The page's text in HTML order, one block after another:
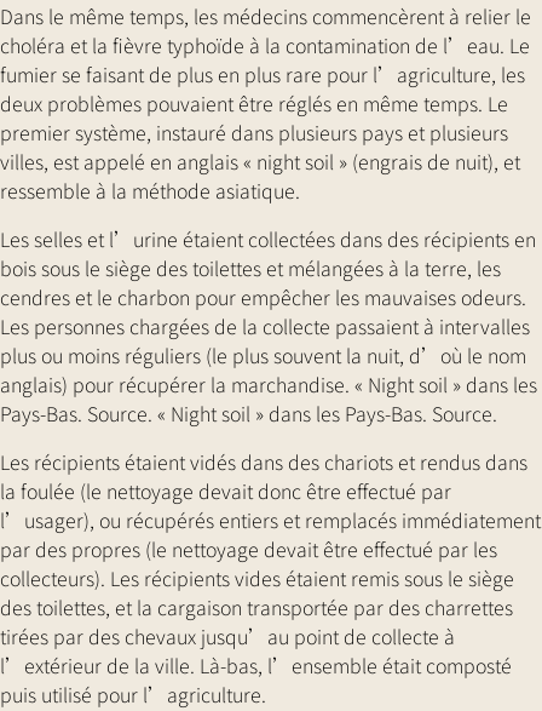
Dans le même temps, les médecins commencèrent à relier le
choléra et la fièvre typhoïde à la contamination de l’eau. Le
fumier se faisant de plus en plus rare pour l’agriculture, les
deux problèmes pouvaient être réglés en même temps. Le
premier système, instauré dans plusieurs pays et plusieurs
villes, est appelé en anglais « night soil » (engrais de nuit), et
ressemble à la méthode asiatique.
Les selles et l’urine étaient collectées dans des récipients en
bois sous le siège des toilettes et mélangées à la terre, les
cendres et le charbon pour empêcher les mauvaises odeurs.
Les personnes chargées de la collecte passaient à intervalles
plus ou moins réguliers (le plus souvent la nuit, d’où le nom
anglais) pour récupérer la marchandise. « Night soil » dans les
Pays-Bas. Source. « Night soil » dans les Pays-Bas. Source.
Les récipients étaient vidés dans des chariots et rendus dans
la foulée (le nettoyage devait donc être effectué par
l’usager), ou récupérés entiers et remplacés immédiatement
par des propres (le nettoyage devait être effectué par les
collecteurs). Les récipients vides étaient remis sous le siège
des toilettes, et la cargaison transportée par des charrettes
tirées par des chevaux jusqu’au point de collecte à
l’extérieur de la ville. Là-bas, l’ensemble était composté
puis utilisé pour l’agriculture.